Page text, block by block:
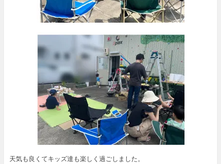
天気も良くてキッズ達も楽しく過ごしました。